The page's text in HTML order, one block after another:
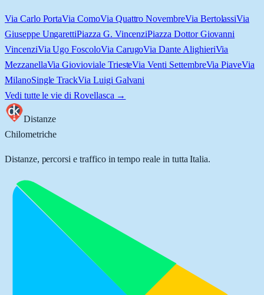
Via Carlo PortaVia ComoVia Quattro NovembreVia BertolassiVia
Giuseppe UngarettiPiazza G. VincenziPiazza Dottor Giovanni
VincenziVia Ugo FoscoloVia CarugoVia Dante AlighieriVia
MezzanellaVia Giovioviale TriesteVia Venti SettembreVia PiaveVia
MilanoSingle TrackVia Luigi Galvani
Vedi tutte le vie di Rovellasca →
Distanze
Chilometriche
Distanze, percorsi e traffico in tempo reale in tutta Italia.